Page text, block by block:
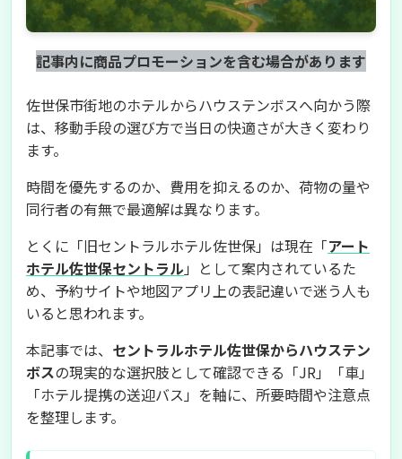
記事内に商品プロモーションを含む場合があります
佐世保市街地のホテルからハウステンボスへ向かう際
は、移動手段の選び方で当日の快適さが大きく変わり
ます。
時間を優先するのか、費用を抑えるのか、荷物の量や
同行者の有無で最適解は異なります。
とくに「旧セントラルホテル佐世保」は現在「アート
ホテル佐世保セントラル 」として案内されているた
め、予約サイトや地図アプリ上の表記違いで迷う人も
いると思われます。
本記事では、 セントラルホテル佐世保からハウステン
ボスの現実的な選択肢として確認できる「JR」「車」
「ホテル提携の送迎バス」を軸に、所要時間や注意点
を整理します。